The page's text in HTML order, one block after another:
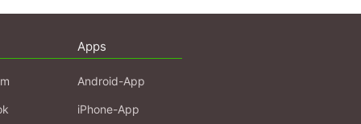
Apps
Android-App
iPhone-App